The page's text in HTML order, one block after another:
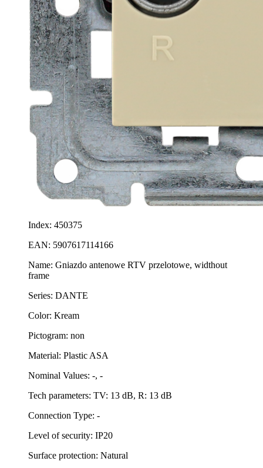
Index: 450375
EAN: 5907617114166
Name: Gniazdo antenowe RTV przelotowe, widthout
frame
Series: DANTE
Color: Kream
Pictogram: non
Material: Plastic ASA
Nominal Values: -, -
Tech parameters: TV: 13 dB, R: 13 dB
Connection Type: -
Level of security: IP20
Surface protection: Natural